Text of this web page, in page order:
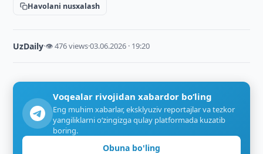
Havolani nusxalash
UzDaily·👁 476 views·03.06.2026 · 19:20
Voqealar rivojidan xabardor bo‘ling
Eng muhim xabarlar, eksklyuziv reportajlar va tezkor
yangiliklarni o‘zingizga qulay platformada kuzatib
boring.
Obuna bo'ling